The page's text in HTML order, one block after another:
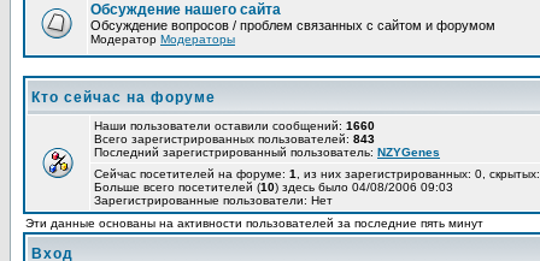
Обсуждение нашего сайта
Обсуждение вопросов / проблем связанных с сайтом и форумом
Модератор Модераторы
Кто сейчас на форуме
Наши пользователи оставили сообщений: 1660
Всего зарегистрированных пользователей: 843
Последний зарегистрированный пользователь: NZYGenes
Сейчас посетителей на форуме: 1
, из них зарегистрированных: 0,
Больше всего посетителей (10) здесь было 04/08/2006 09:03
Зарегистрированные пользователи: Нет
Эти данные основаны на активности пользователей за последние пять минут
Вход